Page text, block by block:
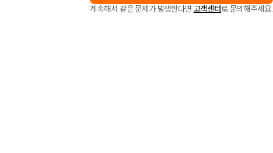
계속해서 같은 문제가 발생한다면 고객센터로 문의해주세요.